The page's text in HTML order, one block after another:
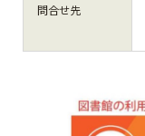
問合せ先